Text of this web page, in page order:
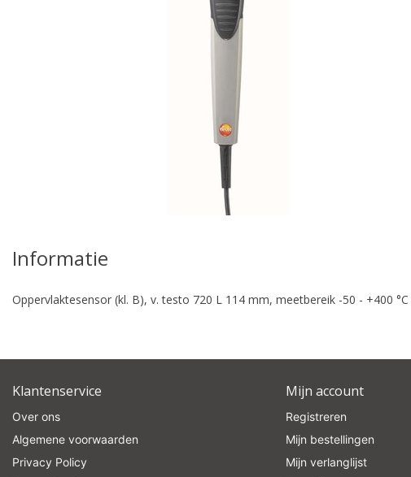
Informatie
Oppervlaktesensor (kl. B), v. testo 720 L 114 mm, meetbereik -50 - +400
Klantenservice
Over ons
Algemene voorwaarden
Privacy Policy
Mijn account
Registreren
Mijn bestellingen
Mijn verlanglijst